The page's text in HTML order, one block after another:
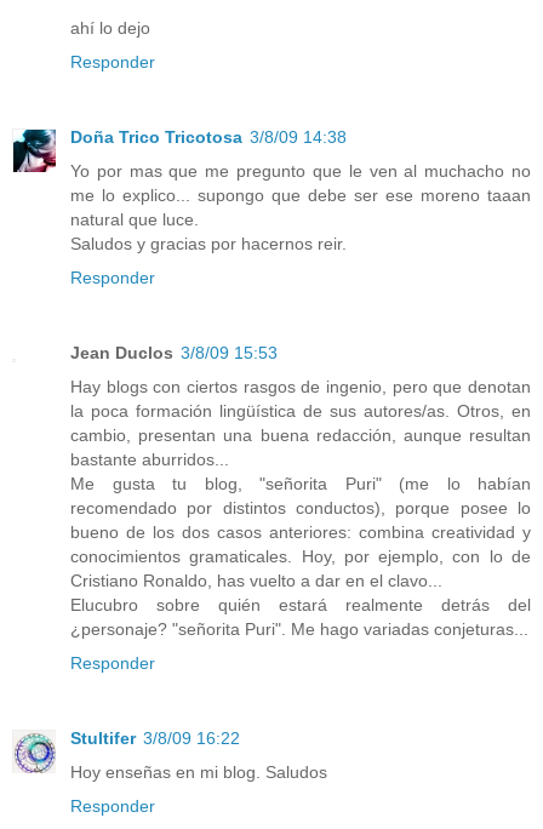
ahí lo dejo
Responder
Doña Trico Tricotosa 3/8/09 14:38
Yo por mas que me pregunto que le ven al muchacho no
me lo explico... supongo que debe ser ese moreno taaan
natural que luce.
Saludos y gracias por hacernos reir.
Responder
Jean Duclos 3/8/09 15:53
Hay blogs con ciertos rasgos de ingenio, pero que denotan
la poca formación lingüística de sus autores/as. Otros, en
cambio, presentan una buena redacción, aunque resultan
bastante aburridos...
Me gusta tu blog, "señorita Puri" (me lo habían
recomendado por distintos conductos), porque posee lo
bueno de los dos casos anteriores: combina creatividad y
conocimientos gramaticales. Hoy, por ejemplo, con lo de
Cristiano Ronaldo, has vuelto a dar en el clavo...
Elucubro sobre quién estará realmente detrás del
¿personaje? "señorita Puri". Me hago variadas conjeturas...
Responder
Stultifer 3/8/09 16:22
Hoy enseñas en mi blog. Saludos
Responder